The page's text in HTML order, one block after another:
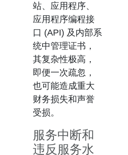
站、应用程序、
应用程序编程接
口 (API) 及内部系
统中管理证书，
其复杂性极高，
即便一次疏忽，
也可能造成重大
财务损失和声誉
受损。
服务中断和
违反服务水